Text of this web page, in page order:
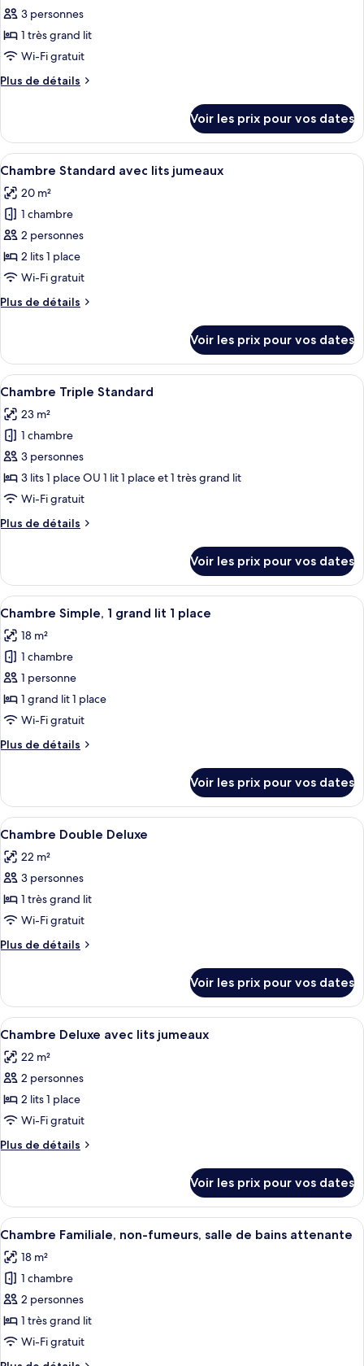
photos
pour
ce
type
de
Chambre
Double
Standard
3 personnes
1 très grand lit
Wi-Fi gratuit
Plus de détails
Plus
le
type
de
Chambre
Double
Standard
Voir les prix pour vos dates
Afficher
toutes
les
photos
pour
ce
type
chambre :
avec
lits
jumeaux
Une chambre d’hôtel avec deux lits
10
Chambre Standard avec lits jumeaux
20 m²
1 chambre
2 personnes
2 lits 1 place
Wi-Fi gratuit
Plus de détails
Plus
le
type
de
Chambre
Standard
avec
lits
jumeaux
Voir les prix pour vos dates
Afficher
toutes
les
photos
pour
ce
type
chambre :
Standard
Une chambre d’hôtel avec deux lits
12
Chambre Triple Standard
23 m²
1 chambre
3 personnes
3 lits 1 place OU 1 lit 1 place et 1 très grand lit
Wi-Fi gratuit
Plus de détails
Plus
le
type
de
Chambre
Triple
Standard
Voir les prix pour vos dates
Afficher
toutes
les
photos
pour
ce
type
chambre :
grand
lit
1
place
Une chambre à coucher avec un lit,
6
Chambre Simple, 1 grand lit 1 place
18 m²
1 chambre
1 personne
1 grand lit 1 place
Wi-Fi gratuit
Plus de détails
Plus
le
type
de
Chambre
Simple,
grand
lit
place
Voir les prix pour vos dates
Afficher
toutes
les
photos
pour
ce
type
de
Chambre
Double
Deluxe
Une chambre d’hôtel avec un lit, un
14
Chambre Double Deluxe
22 m²
3 personnes
1 très grand lit
Wi-Fi gratuit
Plus de détails
Plus
le
type
de
Chambre
Double
Voir les prix pour vos dates
Afficher
toutes
les
photos
pour
ce
type
de
Chambre
Deluxe
avec
lits
jumeaux
Une chambre d’hôtel avec deux
16
Chambre Deluxe avec lits jumeaux
22 m²
2 personnes
2 lits 1 place
Wi-Fi gratuit
Plus de détails
Plus
le
type
de
Chambre
Deluxe
avec
lits
jumeaux
Voir les prix pour vos dates
Afficher
toutes
les
photos
pour
ce
type
Une chambre d’hôtel avec un
14
Chambre Familiale, non-fumeurs, salle de bains attenante
18 m²
1 chambre
2 personnes
1 très grand lit
Wi-Fi gratuit